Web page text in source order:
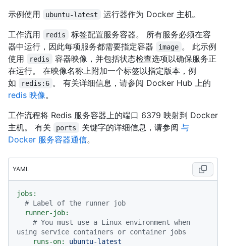
示例使用 ubuntu-latest
运行器作为 Docker 主机。
工作流用
redis
标签配置服务容器。 所有服务必须在容
器中运行，因此每项服务都需要指定容器
image 。 此示例
使用
redis
容器映像，并包括状态检查选项以确保服务正
在运行。 在映像名称上附加一个标签以指定版本，例
如
redis:6 。 有关详细信息，请参阅 Docker Hub 上的
redis 映像。
工作流程将 Redis 服务容器上的端口 6379 映射到 Docker
主机。 有关
ports 关键字的详细信息，请参阅 与
Docker 服务容器通信。
YAML
jobs:
# Label of the runner job
runner-job:
# You must use a Linux environment when
using service containers or container jobs
runs-on:
ubuntu-latest